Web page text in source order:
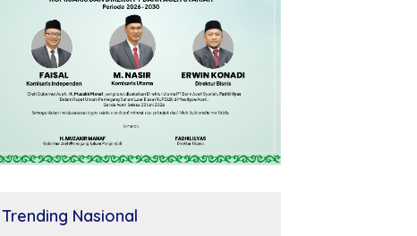
Trending Nasional